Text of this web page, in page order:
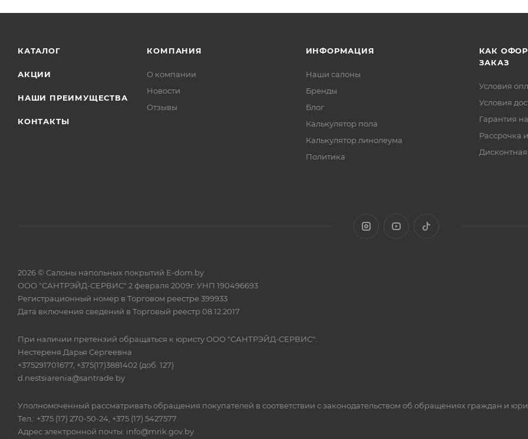
КАТАЛОГ
АКЦИИ
НАШИ ПРЕИМУЩЕСТВА
КОНТАКТЫ
КОМПАНИЯ
О компании
Новости
Отзывы
ИНФОРМАЦИЯ
Наши салоны
Бренды
Блог
Калькулятор пола
Калькулятор линолеума
Политика
КАК
ЗАКАЗ
Условия
Условия
Гарантия
Рассрочка
2026 © Салоны напольных покрытий E-dom.by
ООО "САНТРЭЙД-СЕРВИС" 2 февраля 2009г. УНП 190496693
Регистрационный номер в Торговом реестре 399933
Дата включения сведений в Торговый реестр 08.12.2017
При наличии претензий обращаться к юристу ООО "САНТРЭЙД-СЕРВИС":
Нестереня Дарья Сергеевна
+375291701677, +375(17)3881402 (доб. 127)
d.nestsiarenia@santrade.by
Уполномоченный рассматривать обращения покупателей в соответствии с законодательством об обращениях граждан и
Тел.: +375 (17) 270-50-24, +375 (17) 5427577
Адрес электронной почты: info@mrik.gov.by